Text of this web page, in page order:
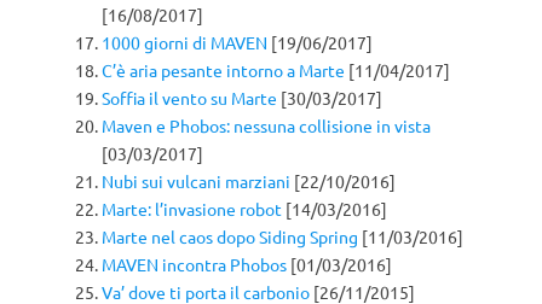
[16/08/2017]
1000 giorni di MAVEN [19/06/2017]
C’è aria pesante intorno a Marte [11/04/2017]
Soffia il vento su Marte [30/03/2017]
Maven e Phobos: nessuna collisione in vista
[03/03/2017]
Nubi sui vulcani marziani [22/10/2016]
Marte: l’invasione robot [14/03/2016]
Marte nel caos dopo Siding Spring [11/03/2016]
MAVEN incontra Phobos [01/03/2016]
Va’ dove ti porta il carbonio [26/11/2015]